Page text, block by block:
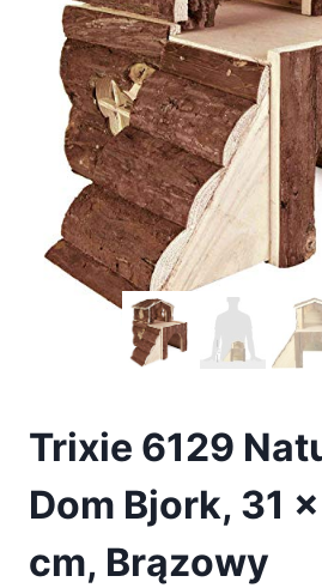
Trixie 6129
Dom Bjork, 31
cm, Brązowy